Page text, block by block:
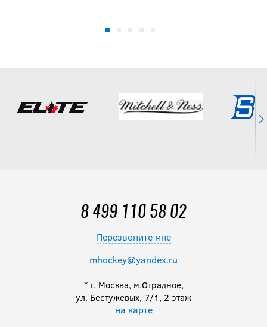
8 499 110 58 02
Перезвоните мне
mhockey@yandex.ru
* г. Москва, м.Отрадное,
ул. Бестужевых, 7/1, 2 этаж
на карте